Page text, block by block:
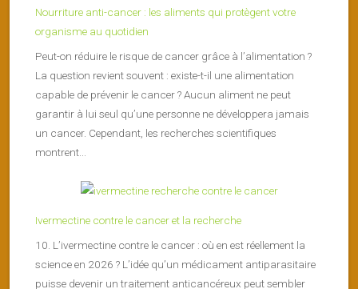
Nourriture anti-cancer : les aliments qui protègent votre
organisme au quotidien
Peut-on réduire le risque de cancer grâce à l’alimentation ?
La question revient souvent : existe-t-il une alimentation
capable de prévenir le cancer ? Aucun aliment ne peut
garantir à lui seul qu’une personne ne développera jamais
un cancer. Cependant, les recherches scientifiques
montrent...
Ivermectine contre le cancer et la recherche
10. L’ivermectine contre le cancer : où en est réellement la
science en 2026 ? L’idée qu’un médicament antiparasitaire
puisse devenir un traitement anticancéreux peut sembler